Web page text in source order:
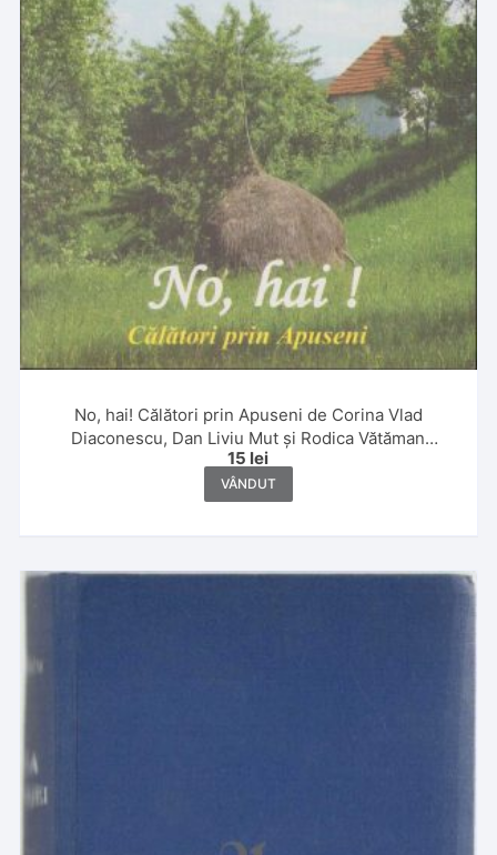
No, hai! Călători prin Apuseni de Corina Vlad
Diaconescu, Dan Liviu Mut și Rodica Vătăman
Subțirelu, 2007
15 lei
VÂNDUT